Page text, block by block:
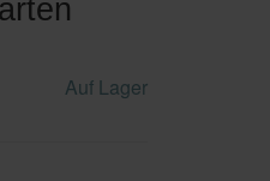
Auf Lager